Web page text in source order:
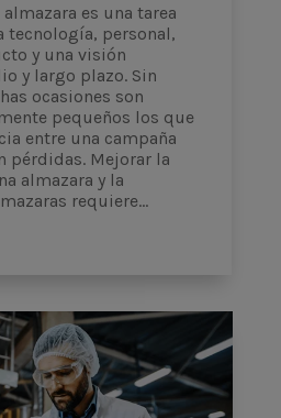
es una tarea
personal,
y una visión
y largo plazo. Sin
ocasiones son
pequeños los que
entre una campaña
pérdidas. Mejorar la
almazara y la
requiere...